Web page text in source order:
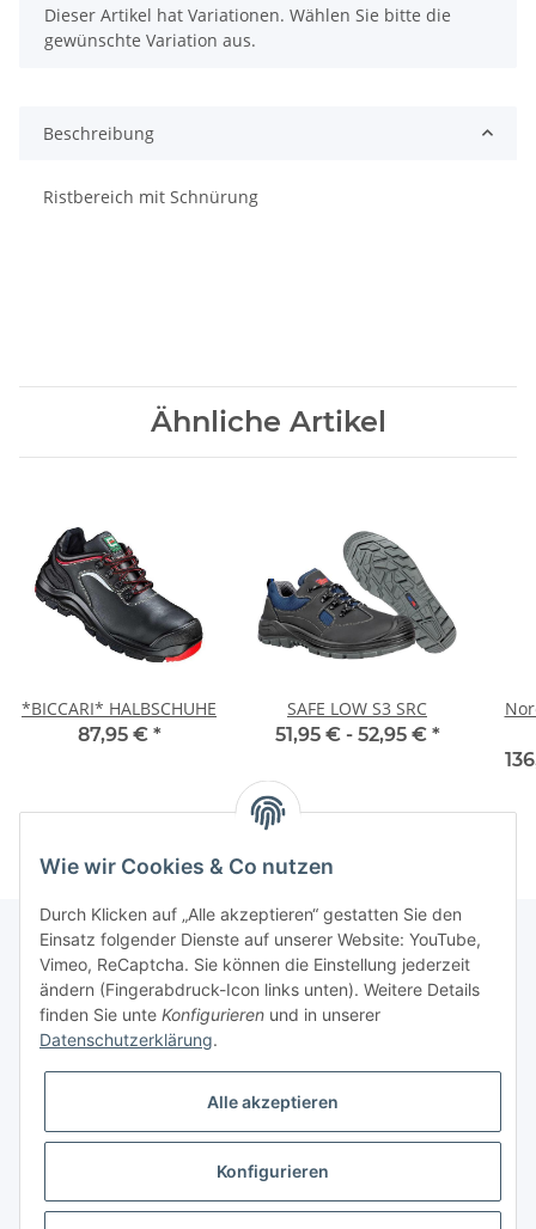
x
Dieser Artikel hat Variationen. Wählen Sie bitte die
gewünschte Variation aus.
Beschreibung
Ristbereich mit Schnürung
Ähnliche Artikel
*BICCARI* HALBSCHUHE
87,95 € *
SAFE LOW S3 SRC
51,95 € - 52,95 € *
Informationen
Gesetzliche Informationen
* Alle Preise inkl. gesetzlicher USt., zzgl.Versand
Wie wir Cookies & Co nutzen
Durch Klicken auf „Alle akzeptieren“ gestatten Sie den
Einsatz folgender Dienste auf unserer Website: YouTube,
Vimeo, ReCaptcha. Sie können die Einstellung jederzeit
ändern (Fingerabdruck-Icon links unten). Weitere Details
finden Sie unte Konfigurieren und in unserer
Datenschutzerklärung.
Alle akzeptieren
Konfigurieren